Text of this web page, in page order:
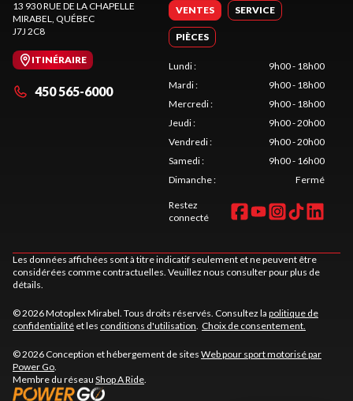
13 930 RUE DE LA CHAPELLE
MIRABEL, QUÉBEC
J7J 2C8
ITINÉRAIRE
450 565-6000
VENTES SERVICE
PIÈCES
Lundi:
9h00 - 18h00
Mardi:
9h00 - 18h00
Mercredi:
9h00 - 18h00
Jeudi:
9h00 - 20h00
Vendredi:
9h00 - 20h00
Samedi:
9h00 - 16h00
Dimanche: Fermé
Restez
connecté
Les données affichées sont à titre indicatif seulement et ne peuvent être
considérées comme contractuelles. Veuillez nous consulter pour plus de
détails.
© 2026 Motoplex Mirabel. Tous droits réservés. Consultez la politique de
confidentialité et les conditions d'utilisation. Choix de consentement.
© 2026 Conception et hébergement de sites Web pour sport motorisé par
Power Go.
Membre du réseau Shop A Ride.